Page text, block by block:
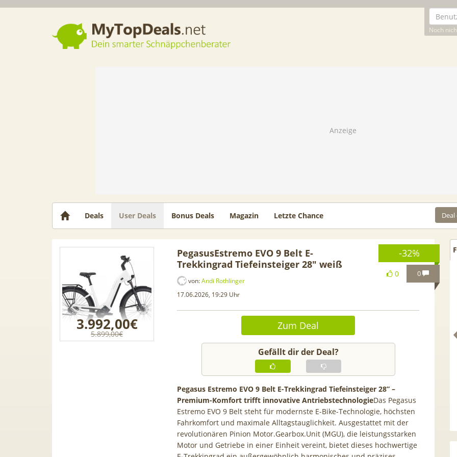
Noch
Dein smarter Schnäppchenberater
Deals User Deals Bonus Deals Magazin Letzte Chance
-32%
0
0
3.992,00€
5.899,00€
PegasusEstremo EVO 9 Belt E-
Trekkingrad Tiefeinsteiger 28″ weiß
von:Andi Rothlinger
17.06.2026, 19:29 Uhr
Zum Deal
Gefällt dir der Deal?
Pegasus Estremo EVO 9 Belt E-Trekkingrad Tiefeinsteiger 28” –
Premium-Komfort trifft innovative AntriebstechnologieDas Pegasus
Estremo EVO 9 Belt steht für modernste E-Bike-Technologie, höchsten
Fahrkomfort und maximale Alltagstauglichkeit. Ausgestattet mit der
revolutionären Pinion Motor.Gearbox.Unit (MGU), die leistungsstarken
Motor und Getriebe in einer Einheit vereint, bietet dieses hochwertige
50€ Wechselbonus! 🎉 50GB 5G
TOP 🍿 Netflix Standard + 300
TV-Sender (280 in HD) via
waipu.tv Perfect Plus ab 9€
mtl.
TCL tragbares 3-in-1
Klimagerät | Kühlen /
Luftentfeuchten | 9.000
App- & Smart-Home-